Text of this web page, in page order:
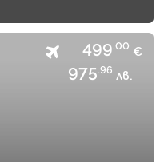
499.00 €
975.96 лв.